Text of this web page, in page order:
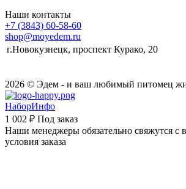
Наши контакты
+7 (3843) 60-58-60
shop@moyedem.ru
г.Новокузнецк, проспект Курако, 20
2026 © Эдем - и ваш любимый питомец
НаборИнфо
1 002 ₽ Под заказ
Наши менеджеры обязательно свяжутся с
условия заказа